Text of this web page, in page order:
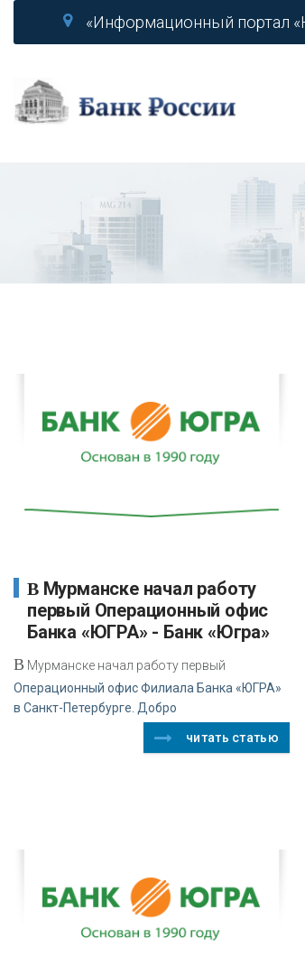
«Информационный портал
В Мурманске начал работу
первый Операционный офис
Банка «ЮГРА» - Банк «Югра»
В Мурманске начал работу первый
Операционный офис Филиала Банка «ЮГРА»
в Санкт-Петербурге. Добро
читать статью